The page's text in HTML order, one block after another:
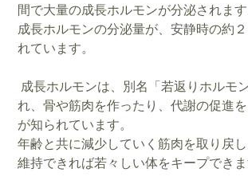
間で大量の成長ホルモンが分泌されます
成長ホルモンの分泌量が、安静時の約
れています。
成長ホルモンは、別名「若返りホルモ
れ、骨や筋肉を作ったり、代謝の促進
が知られています。
年齢と共に減少していく筋肉を取り戻
維持できれば若々しい体をキープできま